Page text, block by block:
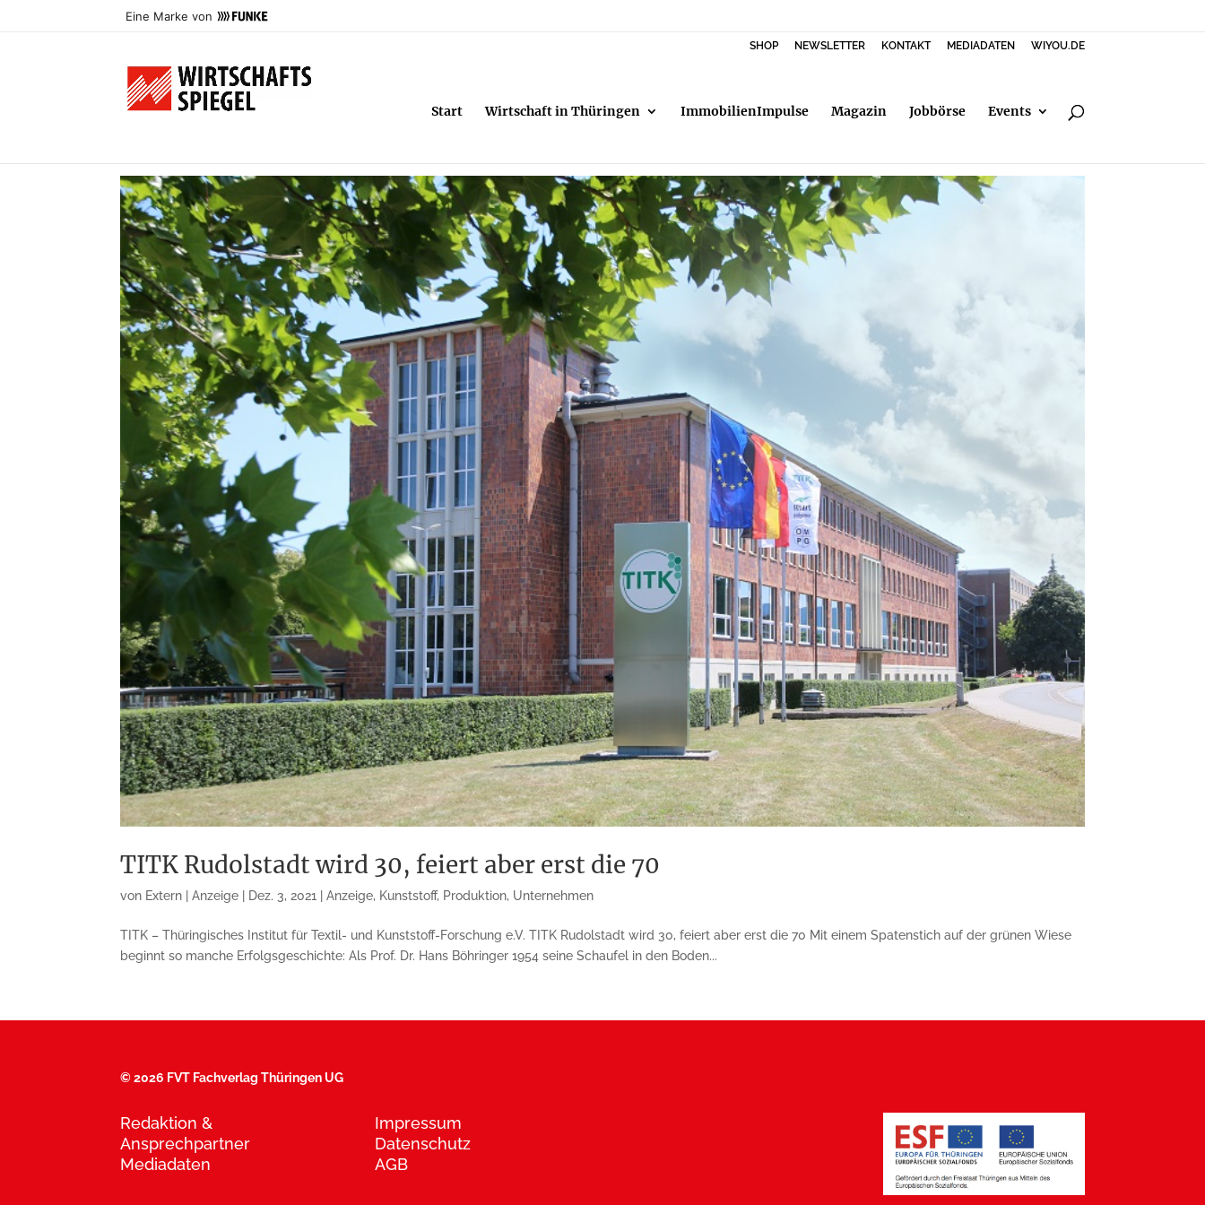
Eine Marke von
SHOP NEWSLETTER KONTAKT MEDIADATEN WIYOU.DE
Start Wirtschaft in Thüringen ImmobilienImpulse Magazin Jobbörse Events
TITK Rudolstadt wird 30, feiert aber erst die 70
von Extern | Anzeige Dez. 3, 2021 |Anzeige, Kunststoff, Produktion, Unternehmen
TITK – Thüringisches Institut für Textil- und Kunststoff-Forschung e.V. TITK Rudolstadt wird 30, feiert aber erst die 70 Mit einem Spatenstich auf der grünen Wiese
beginnt so manche Erfolgsgeschichte: Als Prof. Dr. Hans Böhringer 1954 seine Schaufel in den Boden...
©2026 FVT Fachverlag Thüringen UG
Redaktion &
Ansprechpartner
Mediadaten
Impressum
Datenschutz
AGB